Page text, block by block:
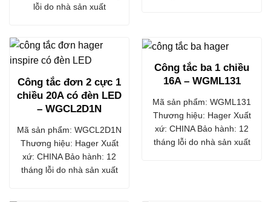
lỗi do nhà sản xuất
Công tắc đơn 2 cực 1
chiều 20A có đèn LED
– WGCL2D1N
Mã sản phẩm: WGCL2D1N
Thương hiệu: Hager Xuất
xứ: CHINA Bảo hành: 12
tháng lỗi do nhà sản xuất
Công tắc ba 1 chiều
16A – WGML131
Mã sản phẩm: WGML131
Thương hiệu: Hager Xuất
xứ: CHINA Bảo hành: 12
tháng lỗi do nhà sản xuất